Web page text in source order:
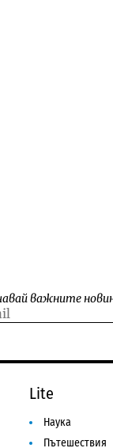
важните
Lite
Наука
Пътешествия